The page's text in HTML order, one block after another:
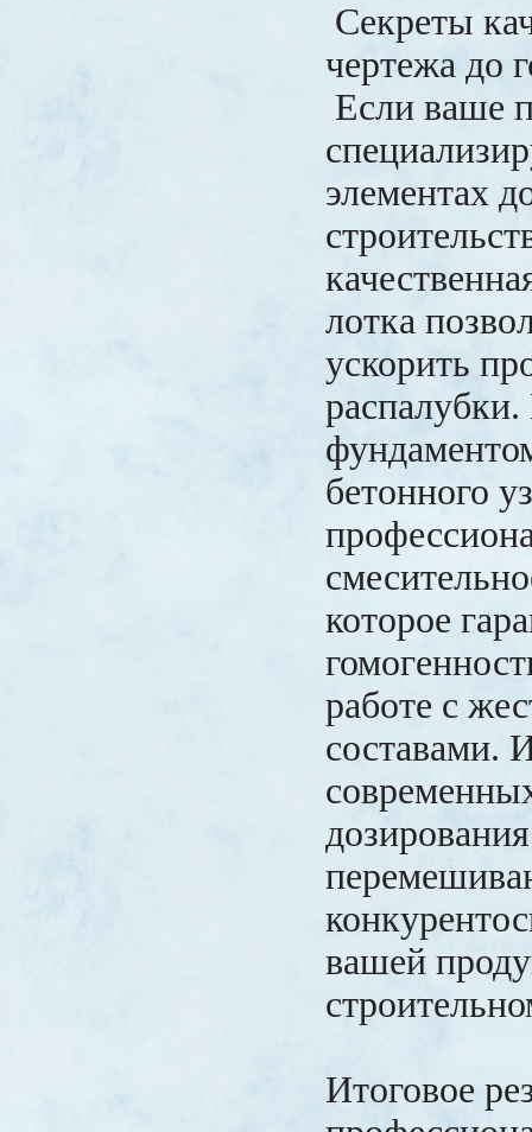
Секреты
чертежа до
Если ваше
элементах
лотка
ускорить
бетонного
которое
работе с
составами.
вашей
Итоговое